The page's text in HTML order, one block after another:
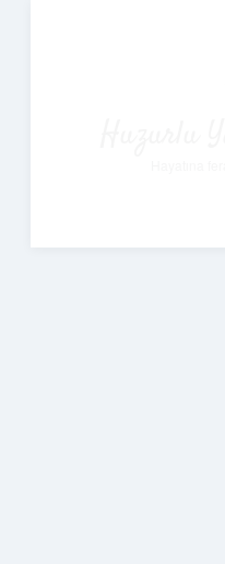
Huzurlu